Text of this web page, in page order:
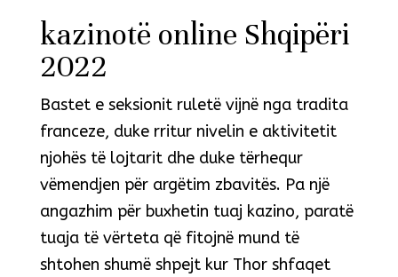
kazinotë online Shqipëri
2022
Bastet e seksionit ruletë vijnë nga tradita
franceze, duke rritur nivelin e aktivitetit
njohës të lojtarit dhe duke tërhequr
vëmendjen për argëtim zbavitës. Pa një
angazhim për buxhetin tuaj kazino, paratë
tuaja të vërteta që fitojnë mund të
shtohen shumë shpejt kur Thor shfaqet